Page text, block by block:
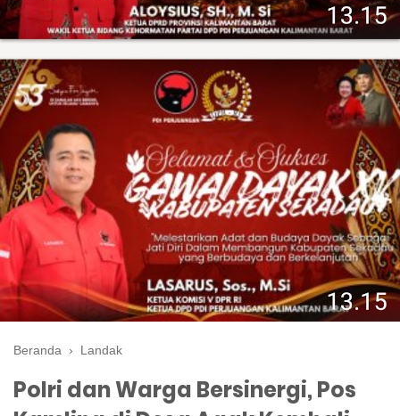
Beranda › Landak
Polri dan Warga Bersinergi, Pos